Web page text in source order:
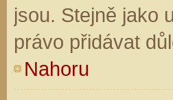
jsou. Stejně jako
právo přidávat
Nahoru